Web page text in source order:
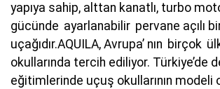
yapıya sahip, alttan kanatlı, turbo
gücünde ayarlanabilir pervane açılı
uçağıdır.AQUILA, Avrupa’ nın birçok
okullarında tercih ediliyor. Türkiye’de
eğitimlerinde uçuş okullarının modeli